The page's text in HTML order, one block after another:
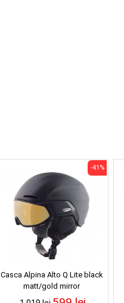
Casca Alpina Alto Q Lite black
matt/gold mirror
-41%